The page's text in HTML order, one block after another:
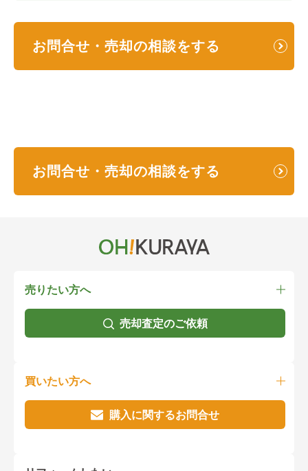
お問合せ・売却の相談をする
お問合せ・売却の相談をする
売りたい方へ
売却査定のご依頼
買いたい方へ
購入に関するお問合せ